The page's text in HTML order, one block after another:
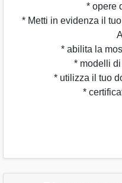
* opere
* Metti in evidenza il
* abilita la
* modelli
* utilizza il tuo
*